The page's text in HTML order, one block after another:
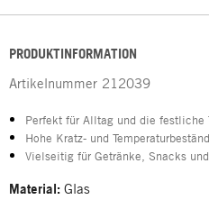
PRODUKTINFORMATION
Artikelnummer 212039
Perfekt für Alltag und die festliche
Hohe Kratz- und
Vielseitig für Getränke, Snacks
Material: Glas